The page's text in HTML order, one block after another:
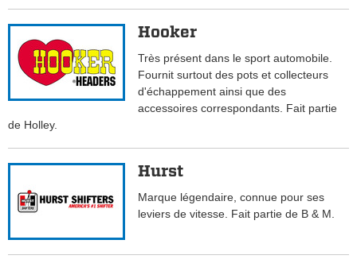
Hooker
Très présent dans le sport automobile.
Fournit surtout des pots et collecteurs
d'échappement ainsi que des
accessoires correspondants. Fait partie
de Holley.
Hurst
Marque légendaire, connue pour ses
leviers de vitesse. Fait partie de B & M.